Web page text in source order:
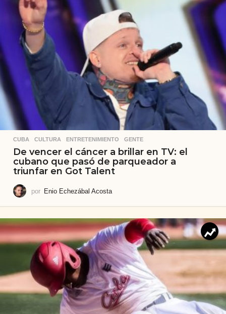
CUBA ,CULTURA ,ENTRETENIMIENTO ,GENTE
De vencer el cáncer a brillar en TV: el
cubano que pasó de parqueador a
triunfar en Got Talent
por Enio Echezábal Acosta